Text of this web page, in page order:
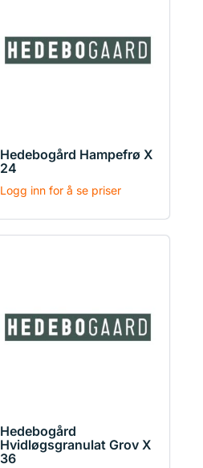
Hedebogård Hampefrø X
24
Logg inn for å se priser
Hedebogård
Hvidløgsgranulat Grov X
36